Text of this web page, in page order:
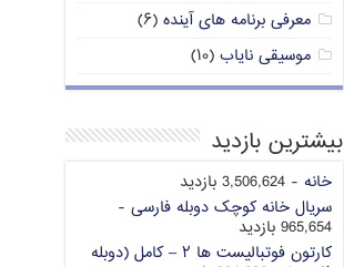
معرفی برنامه های آینده (۶)
موسیقی نایاب (۱۰)
بیشترین بازدید
خانه - 3,506,624 بازدید
سریال خانه کوچک دوبله فارسی -
965,654 بازدید
کارتون فوتبالیست ها ۲ – کامل (دوبله